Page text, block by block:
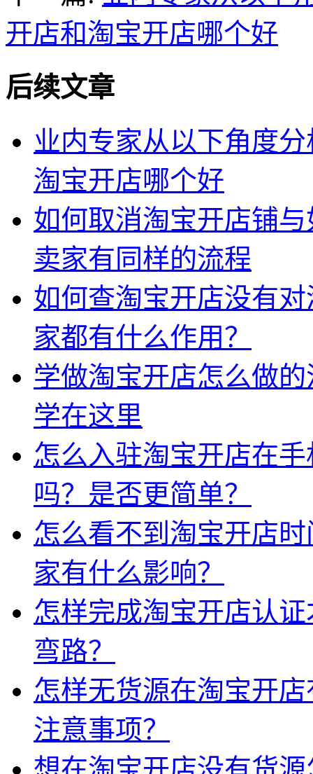
开店和淘宝开店哪个好
后续文章
业内专家从以下角度
淘宝开店哪个好
如何取消淘宝开店铺
卖家有同样的流程
如何查淘宝开店没有
家都有什么作用？
学做淘宝开店怎么做
学在这里
怎么入驻淘宝开店在
吗？是否更简单？
怎么看不到淘宝开店
家有什么影响？
怎样完成淘宝开店认
弯路？
怎样无货源在淘宝开
注意事项？